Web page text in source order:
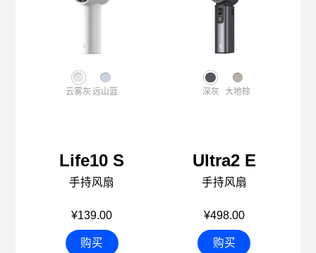
云雾灰 远山蓝
Life10 S
手持风扇
¥139.00
购买
深灰 大地棕
Ultra2 E
手持风扇
¥498.00
购买